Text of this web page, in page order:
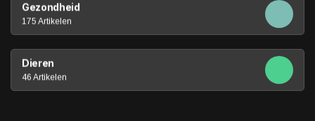
Gezondheid
175 Artikelen
Dieren
46 Artikelen